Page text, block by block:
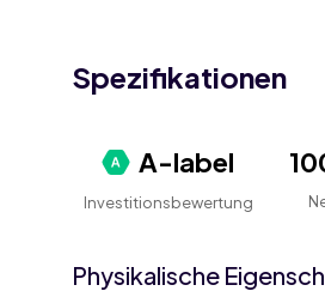
Spezifikationen
A-label
Investitionsbewertung
Physikalische